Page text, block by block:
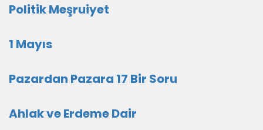
Politik Meşruiyet
1 Mayıs
Pazardan Pazara 17 Bir Soru
Ahlak ve Erdeme Dair